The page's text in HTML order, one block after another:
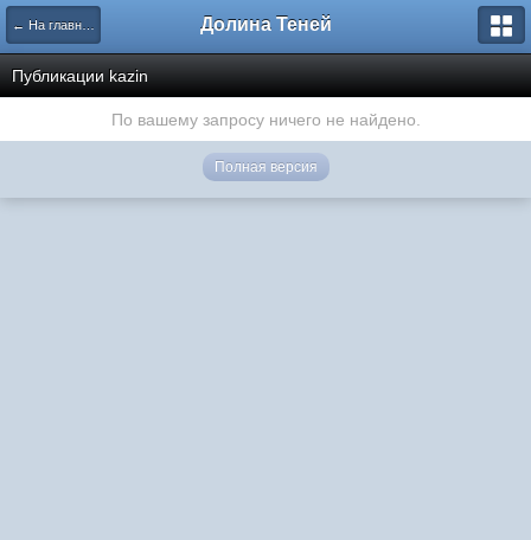
← На главную Долина Теней
Публикации kazin
По вашему запросу ничего не найдено.
Полная версия